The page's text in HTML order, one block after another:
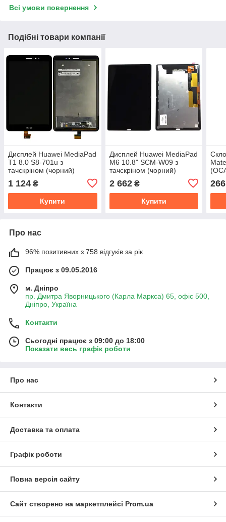
Всі умови повернення
Подібні товари компанії
Дисплей Huawei MediaPad
T1 8.0 S8-701u з
тачскріном (чорний)
1 124 ₴
Купити
Дисплей Huawei MediaPad
M6 10.8" SCM-W09 з
тачскріном (чорний)
2 662₴
Купити
266
Про нас
96% позитивних з 758 відгуків за рік
Працює з 09.05.2016
м. Дніпро
пр. Дмитра Яворницького (Карла Маркса) 65, офіс 500,
Дніпро, Україна
Контакти
Сьогодні працює з 09:00 до 18:00
Показати весь графік роботи
Про нас
Контакти
Доставка та оплата
Графік роботи
Повна версія сайту
Сайт створено на маркетплейсі Prom.ua